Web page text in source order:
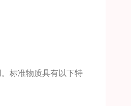
标准物质具有以下特